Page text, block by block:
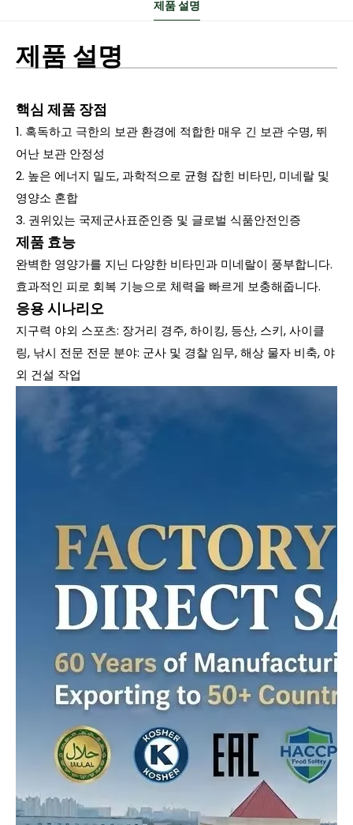
제품 설명
제품 설명
핵심 제품 장점
1. 혹독하고 극한의 보관 환경에 적합한 매우 긴 보관 수명, 뛰
어난 보관 안정성
2. 높은 에너지 밀도, 과학적으로 균형 잡힌 비타민, 미네랄 및
영양소 혼합
3. 권위있는 국제군사표준인증 및 글로벌 식품안전인증
제품 효능
완벽한 영양가를 지닌 다양한 비타민과 미네랄이 풍부합니다.
효과적인 피로 회복 기능으로 체력을 빠르게 보충해줍니다.
응용 시나리오
지구력 야외 스포츠: 장거리 경주, 하이킹, 등산, 스키, 사이클
링, 낚시 전문 전문 분야: 군사 및 경찰 임무, 해상 물자 비축, 야
외 건설 작업